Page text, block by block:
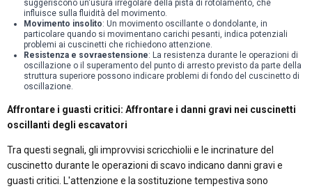
suggeriscono un'usura irregolare della pista di rotolamento, che
influisce sulla fluidità del movimento.
Movimento insolito: Un movimento oscillante o dondolante, in
particolare quando si movimentano carichi pesanti, indica potenziali
problemi ai cuscinetti che richiedono attenzione.
Resistenza e sovraestensione: La resistenza durante le operazioni di
oscillazione o il superamento del punto di arresto previsto da parte della
struttura superiore possono indicare problemi di fondo del cuscinetto di
oscillazione.
Affrontare i guasti critici: Affrontare i danni gravi nei cuscinetti
oscillanti degli escavatori
Tra questi segnali, gli improvvisi scricchiolii e le incrinature del
cuscinetto durante le operazioni di scavo indicano danni gravi e
guasti critici. L'attenzione e la sostituzione tempestiva sono